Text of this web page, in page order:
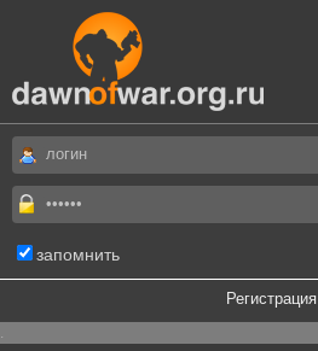
запомнить
Регистрация
.